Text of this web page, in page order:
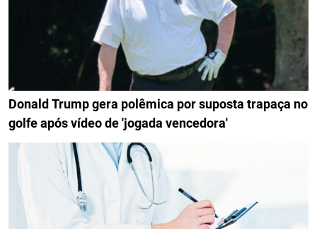
Donald Trump gera polêmica por suposta trapaça no
golfe após vídeo de 'jogada vencedora'